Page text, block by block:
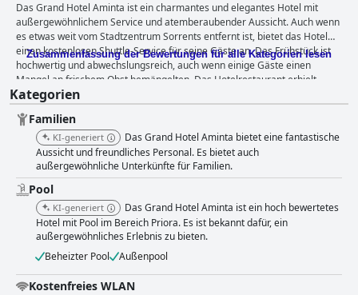
Das Grand Hotel Aminta ist ein charmantes und elegantes Hotel mit
außergewöhnlichem Service und atemberaubender Aussicht. Auch wenn
es etwas weit vom Stadtzentrum Sorrents entfernt ist, bietet das Hotel
einen kostenlosen Shuttle-Service für seine Gäste an. Das Frühstück ist
hochwertig und abwechslungsreich, auch wenn einige Gäste einen
Mangel an frischem Obst bemängelten. Das Hotelrestaurant erhielt
positive Kritiken, obwohl einige Gäste von der Qualität der Speisen oder
den hohen Preisen an der Poolbar enttäuscht waren. Die Zimmer haben
eine gute Größe, sind komfortabel und bieten eine schöne Aussicht, auch
wenn einige Gäste sie als veraltet oder spärlich empfanden. Das Hotel ist
außergewöhnlich sauber und das Personal ist freundlich, hilfsbereit und
professionell. Der Poolbereich ist wunderschön, auch wenn einige Gäste
ihn als etwas klein und das Wasser als kalt empfanden. Das Hotel bietet
gute Parkmöglichkeiten, obwohl es schwierig sein kann, einen Parkplatz
zu finden. Das Hotel ist familienfreundlich und ideal für Flitterwöchner,
und das Nebengebäude bietet einen perfekten Rückzugsort für Gruppen
von Freunden. Die Betten sind geräumig und sehr bequem und sorgen
für einen erholsamen Schlaf. Alles in allem bietet das Grand Hotel
Aminta ein luxuriöses Fünf-Sterne-Gefühl zu einem vernünftigen Preis,
was es zu einer idealen Wahl für einen Luxusurlaub macht.
Zusammenfassung der Bewertungen für alle Kategorien lesen
Kategorien
Familien
KI-generiert
Das Grand Hotel Aminta bietet eine fantastische
Aussicht und freundliches Personal. Es bietet auch
außergewöhnliche Unterkünfte für Familien.
Pool
KI-generiert
Das Grand Hotel Aminta ist ein hoch bewertetes
Hotel mit Pool im Bereich Priora. Es ist bekannt dafür, ein
außergewöhnliches Erlebnis zu bieten.
Beheizter Pool
Außenpool
Kostenfreies WLAN